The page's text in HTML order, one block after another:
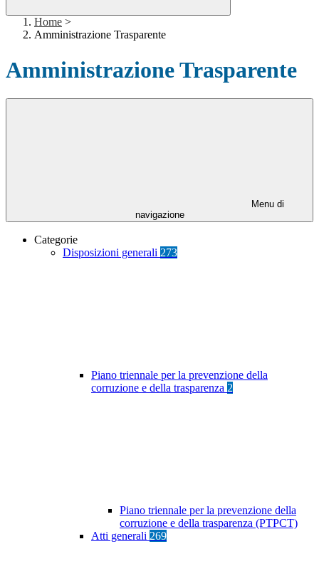
Home >
Amministrazione Trasparente
Amministrazione Trasparente
Menu di
navigazione
Categorie
Disposizioni generali 273
Piano triennale per la prevenzione della
corruzione e della trasparenza 2
Piano triennale per la prevenzione della
corruzione e della trasparenza (PTPCT)
Atti generali 269